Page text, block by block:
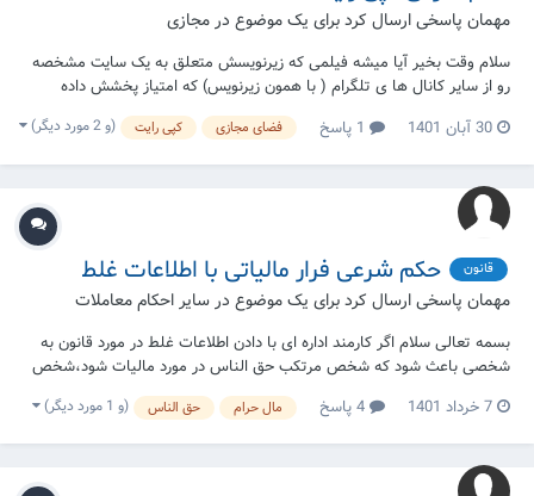
مهمان پاسخی ارسال کرد برای یک موضوع در مجازی
سلام وقت بخیر آیا میشه فیلمی که زیرنویسش متعلق به یک سایت مشخصه
رو از سایر کانال ها ی تلگرام ( با همون زیرنویس) که امتیاز پخشش داده
نشده دریافت کرد؟! یا ب بیان دیگه اگر کسی فیلمی رو از سایتی دریافت کنه
چنانچه اون سایت اجازه نشر( کپی رایت ) اون فیلم نداده باشه مشاهده کر...
30 آبان 1401 فضای مجازی کپی رایت (و 2 مورد دیگر)
قانون حکم شرعی فرار مالیاتی با اطلاعات غلط
مهمان پاسخی ارسال کرد برای یک موضوع در سایر احکام معاملات
بسمه تعالی سلام اگر کارمند اداره ای با دادن اطلاعات غلط در مورد قانون به
شخصی باعث شود که شخص مرتکب حق الناس در مورد مالیات شود،شخص
باید این نوع حق الناس راجبران کند؟
7 خرداد 1401 مال حرام حق الناس (و 1 مورد دیگر)